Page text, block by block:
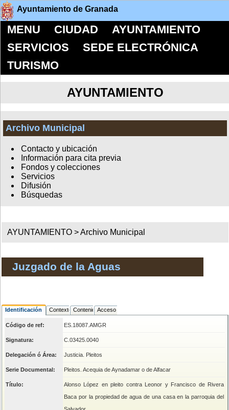
Ayuntamiento de Granada
MENU CIUDAD
AYUNTAMIENTO
SERVICIOS
SEDE ELECTRÓNICA
TURISMO
AYUNTAMIENTO
Archivo Municipal
Contacto y ubicación
Información para cita previa
Fondos y colecciones
Servicios
Difusión
Búsquedas
AYUNTAMIENTO >Archivo Municipal
Juzgado de la Aguas
Identificación Contexto ContenidoAcceso
Código de ref: ES.18087.AMGR
Signatura: C.03425.0040
Delegación ó Área: Justicia. Pleitos
Serie Documental: Pleitos. Acequia de Aynadamar o de Alfacar
Título:
Alonso López en pleito contra Leonor y Francisco de Rivera
Baca por la propiedad de agua de una casa en la parroquia del